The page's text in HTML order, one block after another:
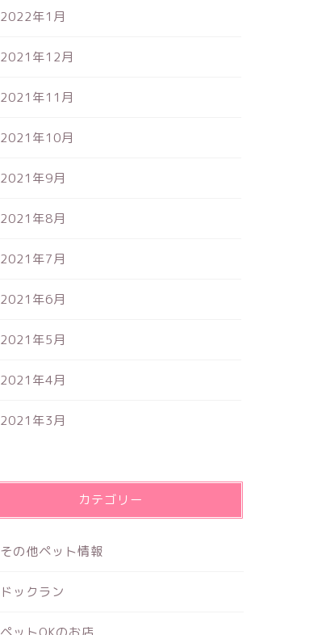
2022年1月
2021年12月
2021年11月
2021年10月
2021年9月
2021年8月
2021年7月
2021年6月
2021年5月
2021年4月
2021年3月
カテゴリー
その他ペット情報
ドックラン